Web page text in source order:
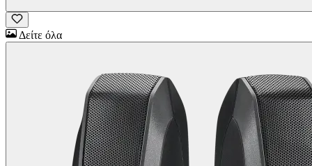
Δείτε όλα